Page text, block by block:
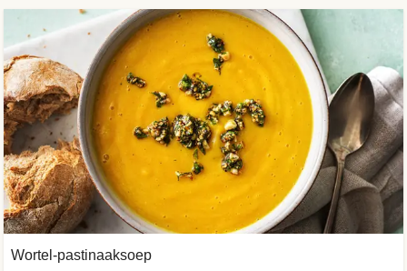
Wortel-pastinaaksoep